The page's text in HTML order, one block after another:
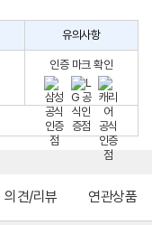
유의사항
인증 마크 확인
의견/리뷰 연관상품